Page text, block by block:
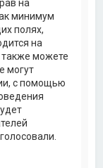
на
минимум
полях,
на
также можете
могут
с помощью